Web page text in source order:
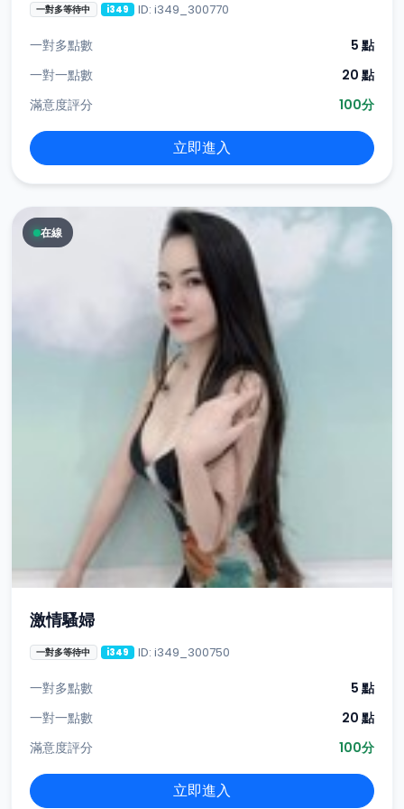
一對多等待中 i349 ID: i349_300770
一對多點數
5 點
一對一點數
20 點
滿意度評分
100分
立即進入
在線
激情騷婦
一對多等待中 i349 ID: i349_300750
一對多點數
5 點
一對一點數
20 點
滿意度評分
100分
立即進入